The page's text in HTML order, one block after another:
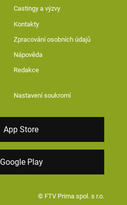
Castingy a výzvy
Kontakty
Zpracování osobních údajů
Nápověda
Redakce
Nastavení soukromí
App Store
Google Play
© FTV Prima spol. s r.o.